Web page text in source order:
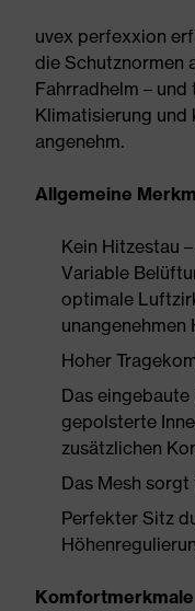
uvex perfexxion
die Schutznormen
Fahrradhelm –
Klimatisierung
angenehm.
Allgemeine
Kein Hitzestau
Variable
optimale
unangenehmen
Hoher
Das
gepolsterte
zusätzlichen
Das Mesh
Perfekter Sitz
Komfortmerkmale